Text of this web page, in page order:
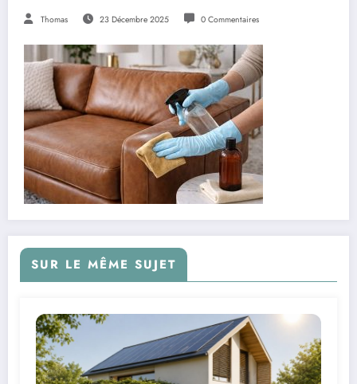
Thomas 23 Décembre 2025 0 Commentaires
SUR LE MÊME SUJET